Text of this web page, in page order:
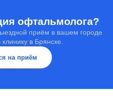
офтальмолога?
приём в вашем городе
в Брянске.
на приём